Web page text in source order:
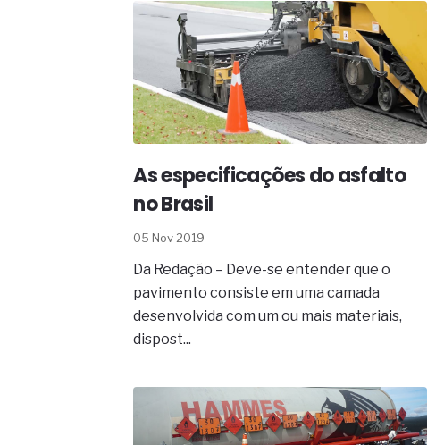
As especificações do asfalto
no Brasil
05 Nov 2019
Da Redação – Deve-se entender que o
pavimento consiste em uma camada
desenvolvida com um ou mais materiais,
dispost...